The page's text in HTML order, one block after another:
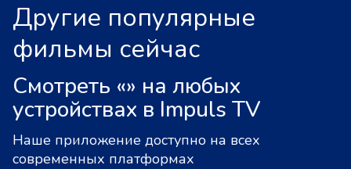
Другие популярные
фильмы сейчас
Смотреть «» на любых
устройствах в Impuls TV
Наше приложение доступно на всех
современных платформах